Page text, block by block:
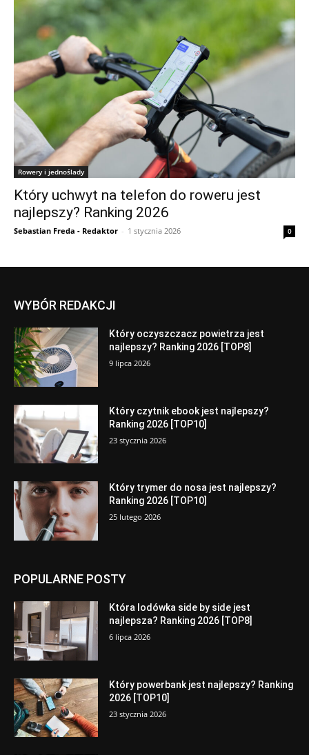
Rowery i jednoślady
Który uchwyt na telefon do roweru jest
najlepszy? Ranking 2026
Sebastian Freda - Redaktor - 1 stycznia 2026 0
WYBÓR REDAKCJI
Który oczyszczacz powietrza jest
najlepszy? Ranking 2026 [TOP8]
9 lipca 2026
Który czytnik ebook jest najlepszy?
Ranking 2026 [TOP10]
23 stycznia 2026
Który trymer do nosa jest najlepszy?
Ranking 2026 [TOP10]
25 lutego 2026
POPULARNE POSTY
Która lodówka side by side jest
najlepsza? Ranking 2026 [TOP8]
6 lipca 2026
Który powerbank jest najlepszy? Ranking
2026 [TOP10]
23 stycznia 2026